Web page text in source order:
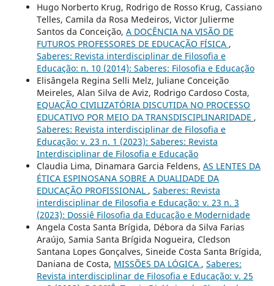
Hugo Norberto Krug, Rodrigo de Rosso Krug, Cassiano
Telles, Camila da Rosa Medeiros, Victor Julierme
Santos da Conceição, A DOCÊNCIA NA VISÃO DE
FUTUROS PROFESSORES DE EDUCAÇÃO FÍSICA ,
Saberes: Revista interdisciplinar de Filosofia e
Educação: n. 10 (2014): Saberes: Filosofia e Educação
Elisângela Regina Selli Melz, Juliane Conceição
Meireles, Alan Silva de Aviz, Rodrigo Cardoso Costa,
EQUAÇÃO CIVILIZATÓRIA DISCUTIDA NO PROCESSO
EDUCATIVO POR MEIO DA TRANSDISCIPLINARIDADE ,
Saberes: Revista interdisciplinar de Filosofia e
Educação: v. 23 n. 1 (2023): Saberes: Revista
Interdisciplinar de Filosofia e Educação
Claudia Lima, Dinamara Garcia Feldens, AS LENTES DA
ÉTICA ESPINOSANA SOBRE A DUALIDADE DA
EDUCAÇÃO PROFISSIONAL , Saberes: Revista
interdisciplinar de Filosofia e Educação: v. 23 n. 3
(2023): Dossiê Filosofia da Educação e Modernidade
Angela Costa Santa Brígida, Débora da Silva Farias
Araújo, Samia Santa Brígida Nogueira, Cledson
Santana Lopes Gonçalves, Sineide Costa Santa Brígida,
Daniana de Costa, MISSÕES DA LÓGICA , Saberes:
Revista interdisciplinar de Filosofia e Educação: v. 25